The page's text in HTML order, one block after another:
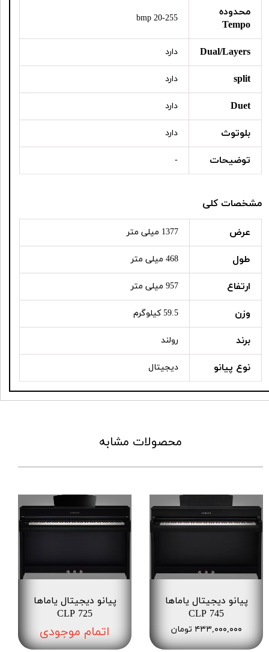
محدوده
Tempo
20-255 bmp
Dual/Layers دارد
split دارد
Duet دارد
بلوتوث دارد
توضیحات -
مشخصات کلی
عرض 1377 میلی متر
طول 468 میلی متر
ارتفاع 957 میلی متر
وزن 59.5 کیلوگرم
برند رولند
نوع پیانو دیجیتال
محصولات مشابه
پیانو دیجیتال یاماها
CLP 745
۴۳۳,۰۰۰,۰۰۰ تومان
پیانو دیجیتال یاماها
CLP 725
اتمام موجودی